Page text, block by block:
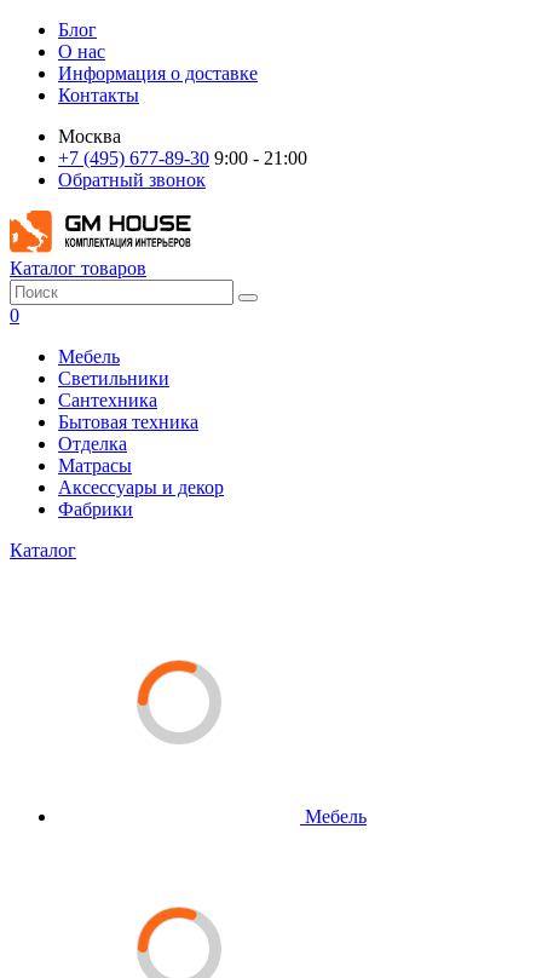
Блог
О нас
Информация о доставке
Контакты
Москва
+7 (495) 677-89-30 9:00 - 21:00
Обратный звонок
Каталог товаров
0
Мебель
Светильники
Сантехника
Бытовая техника
Отделка
Матрасы
Аксессуары и декор
Фабрики
Каталог
Мебель